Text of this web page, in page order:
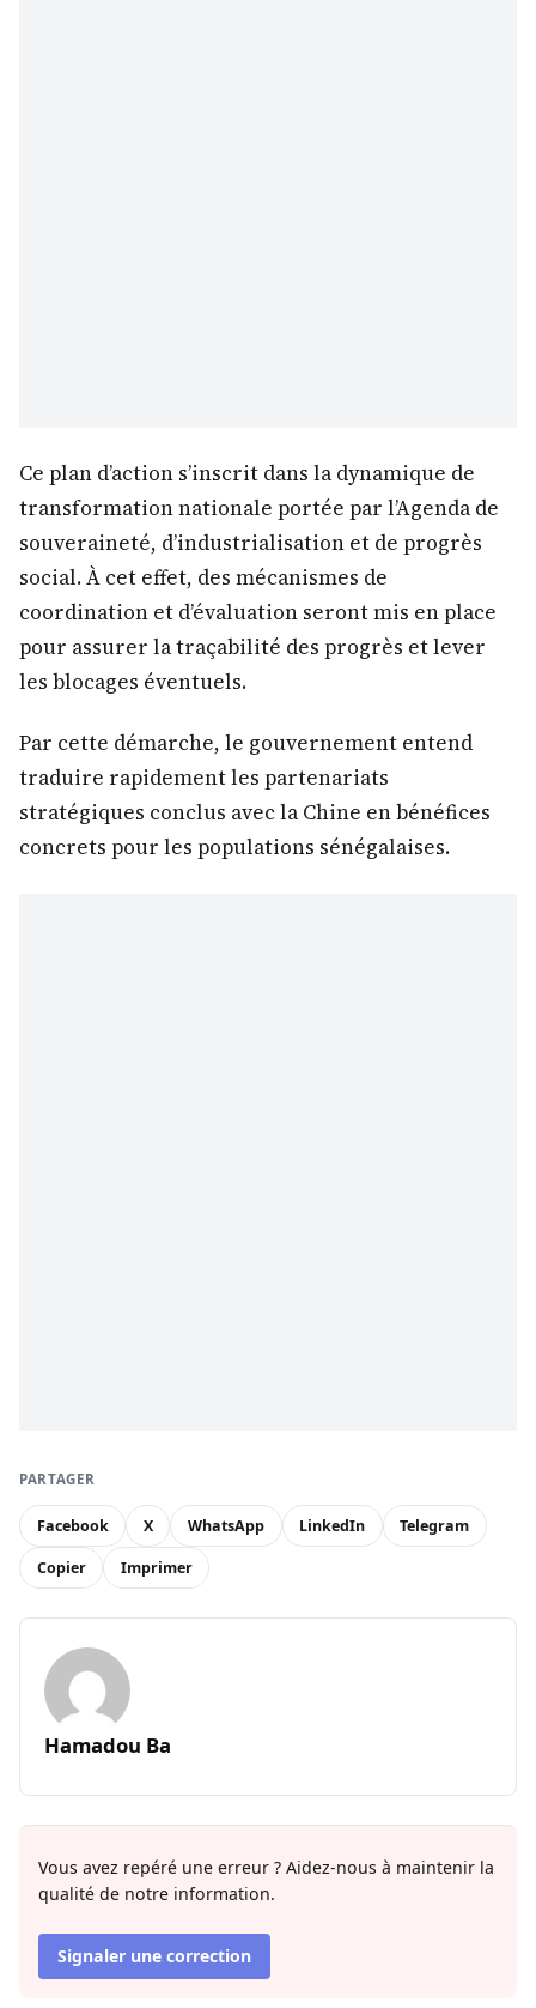
Ce plan d’action s’inscrit dans la dynamique de
transformation nationale portée par l’Agenda de
souveraineté, d’industrialisation et de progrès
social. À cet effet, des mécanismes de
coordination et d’évaluation seront mis en place
pour assurer la traçabilité des progrès et lever
les blocages éventuels.
Par cette démarche, le gouvernement entend
traduire rapidement les partenariats
stratégiques conclus avec la Chine en bénéfices
concrets pour les populations sénégalaises.
PARTAGER
Facebook X WhatsApp LinkedIn Telegram
Copier Imprimer
Hamadou Ba
Vous avez repéré une erreur ? Aidez-nous à maintenir la
qualité de notre information.
Signaler une correction